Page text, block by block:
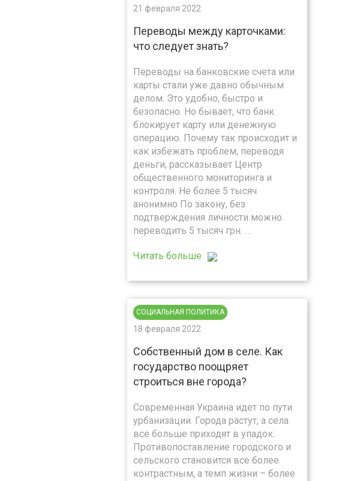
21 февраля 2022
Переводы между карточками:
что следует знать?
Переводы на банковские счета или
карты стали уже давно обычным
делом. Это удобно, быстро и
безопасно. Но бывает, что банк
блокирует карту или денежную
операцию. Почему так происходит и
как избежать проблем, переводя
деньги, рассказывает Центр
общественного мониторинга и
контроля. Не более 5 тысяч
анонимно По закону, без
подтверждения личности можно
переводить 5 тысяч грн. …
Читать больше
СОЦИАЛЬНАЯ ПОЛИТИКА
18 февраля 2022
Собственный дом в селе. Как
государство поощряет
строиться вне города?
Современная Украина идет по пути
урбанизации. Города растут, а села
все больше приходят в упадок.
Противопоставление городского и
сельского становится все более
контрастным, а темп жизни – более